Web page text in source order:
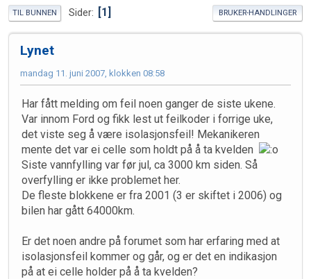
TIL BUNNEN Sider 1 BRUKER-HANDLINGER
Lynet
mandag 11. juni 2007, klokken 08:58
Har fått melding om feil noen ganger de siste ukene.
Var innom Ford og fikk lest ut feilkoder i forrige uke,
det viste seg å være isolasjonsfeil! Mekanikeren
mente det var ei celle som holdt på å ta kvelden
Siste vannfylling var før jul, ca 3000 km siden. Så
overfylling er ikke problemet her.
De fleste blokkene er fra 2001 (3 er skiftet i 2006) og
bilen har gått 64000km.
Er det noen andre på forumet som har erfaring med at
isolasjonsfeil kommer og går, og er det en indikasjon
på at ei celle holder på å ta kvelden?